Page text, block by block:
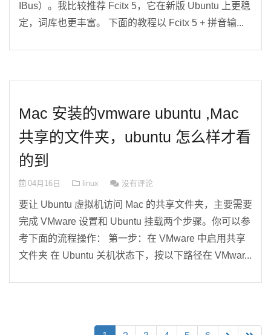
IBus）。我比较推荐 Fcitx 5，它在新版 Ubuntu 上更稳
定，词库也更丰富。 下面的教程以 Fcitx 5 + 拼音输...
Mac 安装的vmware ubuntu ,Mac
共享的文件夹，ubuntu 怎么样才看
的到
04月16日 linux 没有评论
要让 Ubuntu 虚拟机访问 Mac 的共享文件夹，主要需要
完成 VMware 设置和 Ubuntu 挂载两个步骤。你可以参
考下面的流程操作： 第一步：在 VMware 中启用共享
文件夹 在 Ubuntu 关机状态下，按以下路径在 VMwar...